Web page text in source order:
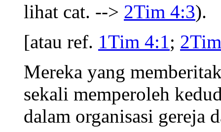
lihat cat. --> 2Tim 4:3).
[atau ref. 1Tim 4:1;
Mereka yang
sekali memperoleh
dalam organisasi gereja